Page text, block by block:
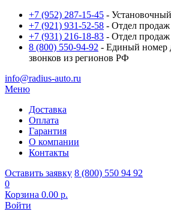
+7 (952) 287-15-45 -
+7 (921) 931-52-58 - Отдел
+7 (931) 216-18-83 - Отдел
8 (800) 550-94-92 - Единый номер
звонков из регионов РФ
info@radius-auto.ru
Меню
Доставка
Оплата
Гарантия
О компании
Контакты
Оставить заявку 8 (800) 550 94 92
0
Корзина 0.00 р.
Войти